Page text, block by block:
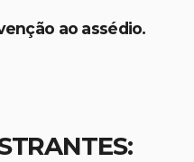
ao assédio.